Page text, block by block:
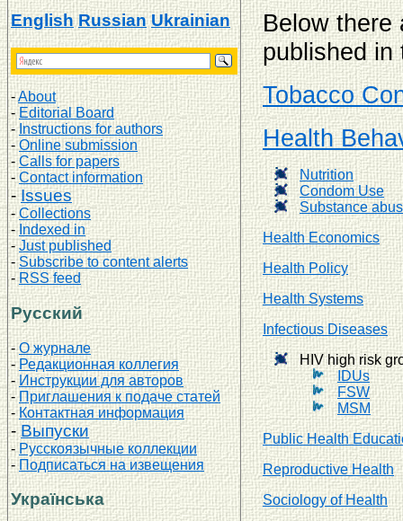
English Russian Ukrainian
-About
-Editorial Board
-Instructions for authors
-Online submission
-Calls for papers
-Contact information
-Issues
-Collections
-Indexed in
-Just published
-Subscribe to content alerts
-RSS feed
Русский
-О журнале
-Редакционная коллегия
-Инструкции для авторов
-Приглашения к подаче статей
-Контактная информация
-Выпуски
-Русскоязычные коллекции
-Подписаться на извещения
Українська
Below there
published in
Tobacco
Health
Nutrition
Condom Use
Substance
Health Economics
Health Policy
Health Systems
Infectious Diseases
HIV high risk
IDUs
FSW
MSM
Public Health
Reproductive Health
Sociology of Health